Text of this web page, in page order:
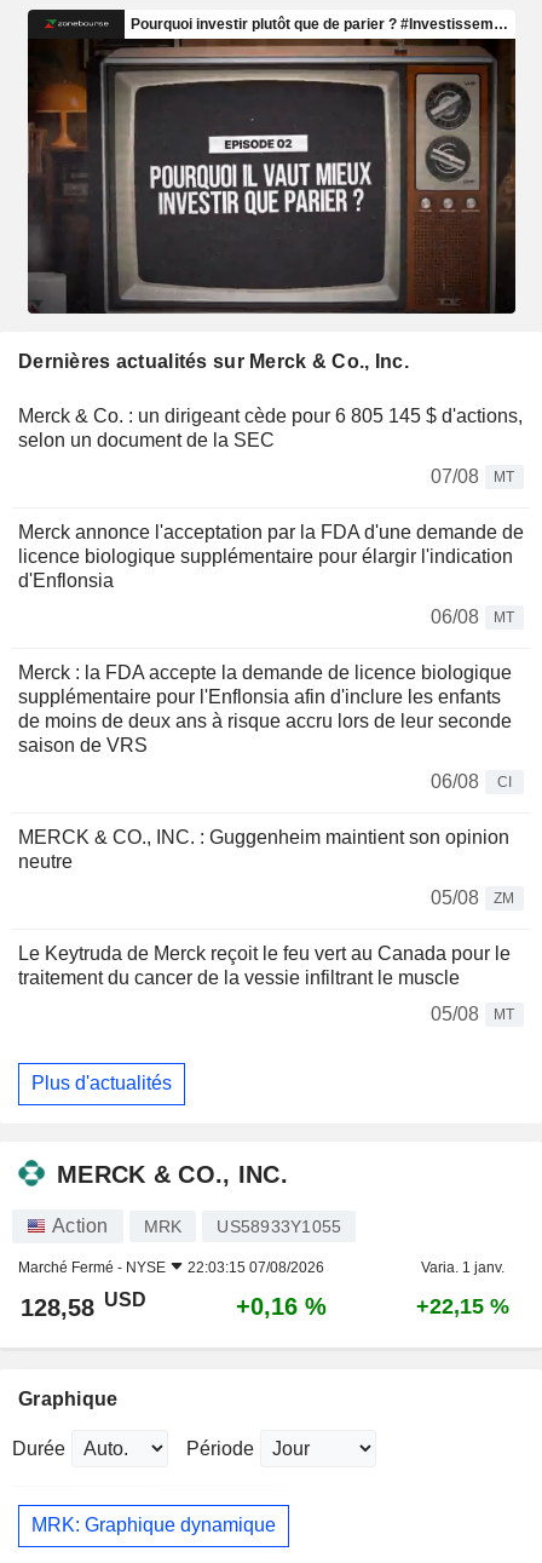
Dernières actualités sur Merck & Co., Inc.
Merck & Co. : un dirigeant cède pour 6 805 145 $ d'actions,
selon un document de la SEC
07/08
MT
Merck annonce l'acceptation par la FDA d'une demande de
licence biologique supplémentaire pour élargir l'indication
d'Enflonsia
06/08
MT
Merck : la FDA accepte la demande de licence biologique
supplémentaire pour l'Enflonsia afin d'inclure les enfants
de moins de deux ans à risque accru lors de leur seconde
saison de VRS
06/08
CI
MERCK & CO., INC. : Guggenheim maintient son opinion
neutre
05/08
ZM
Le Keytruda de Merck reçoit le feu vert au Canada pour le
traitement du cancer de la vessie infiltrant le muscle
05/08
MT
Plus d'actualités
MERCK & CO., INC.
Action MRK US58933Y1055
Marché Fermé - NYSE 22:03:15 07/08/2026 Varia. 1 janv.
128,58 USD +0,16 % +22,15 %
Graphique
Durée Période
MRK: Graphique dynamique